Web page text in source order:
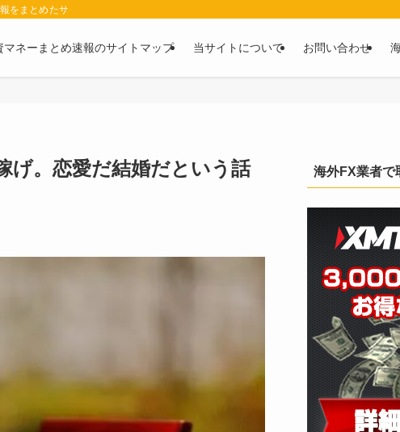
まとめたサイトです。お金に関する情報の口コミや評判を2chや5chからピックアップ
マネーまとめ速報のサイトマップ 当サイトについて お問い合わせ
げ。恋愛だ結婚だという話
海外FX業者で